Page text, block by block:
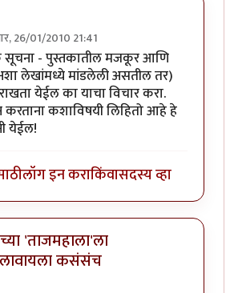
26/01/2010 21:41
- पुस्तकातील मजकूर आणि
लेखांमध्ये मांडलेली असतील तर)
येईल का याचा विचार करा.
करताना कशाविषयी लिहितो आहे हे
येईल!
लॉग इन कराकिंवासदस्य व्हा
'ताजमहाला'ला
कसंसंच